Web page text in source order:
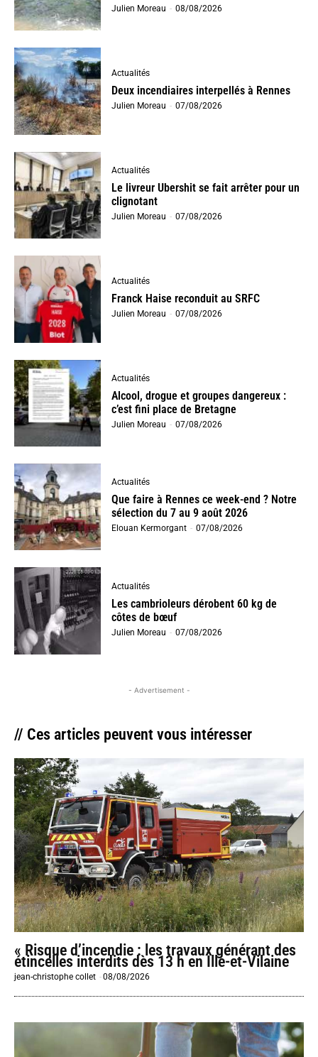
Julien Moreau - 08/08/2026
Actualités
Deux incendiaires interpellés à Rennes
Julien Moreau - 07/08/2026
Actualités
Le livreur Ubershit se fait arrêter pour un
clignotant
Julien Moreau - 07/08/2026
Actualités
Franck Haise reconduit au SRFC
Julien Moreau - 07/08/2026
Actualités
Alcool, drogue et groupes dangereux :
c’est fini place de Bretagne
Julien Moreau - 07/08/2026
Actualités
Que faire à Rennes ce week-end ? Notre
sélection du 7 au 9 août 2026
Elouan Kermorgant - 07/08/2026
Actualités
Les cambrioleurs dérobent 60 kg de
côtes de bœuf
Julien Moreau - 07/08/2026
- Advertisement -
// Ces articles peuvent vous intéresser
« Risque d’incendie : les travaux générant des
étincelles interdits dès 13 h en Ille-et-Vilaine
jean-christophe collet -08/08/2026